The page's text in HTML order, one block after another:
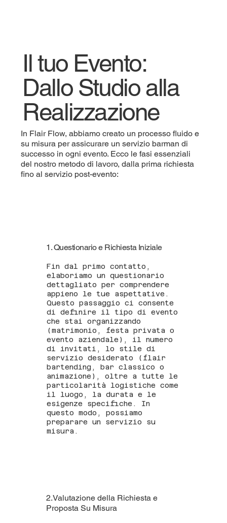
Il tuo Evento:
Dallo Studio alla
Realizzazione
In Flair Flow, abbiamo creato un processo fluido e
su misura per assicurare un servizio barman di
successo in ogni evento. Ecco le fasi essenziali
del nostro metodo di lavoro, dalla prima richiesta
fino al servizio post-evento:
1. Questionario e Richiesta Iniziale
Fin dal primo contatto,
elaboriamo un questionario
dettagliato per comprendere
appieno le tue aspettative.
Questo passaggio ci consente
di definire il tipo di evento
che stai organizzando
(matrimonio, festa privata o
evento aziendale), il numero
di invitati, lo stile di
servizio desiderato (flair
bartending, bar classico o
animazione), oltre a tutte le
particolarità logistiche come
il luogo, la durata e le
esigenze specifiche. In
questo modo, possiamo
preparare un servizio su
misura.
2.Valutazione della Richiesta e
Proposta Su Misura